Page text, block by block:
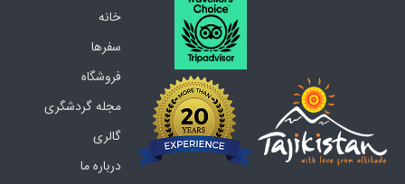
خانه
سفرها
فروشگاه
مجله گردشگری
گالری
درباره ما